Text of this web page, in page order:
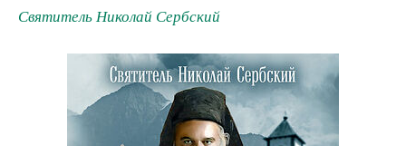
Святитель Николай Сербский